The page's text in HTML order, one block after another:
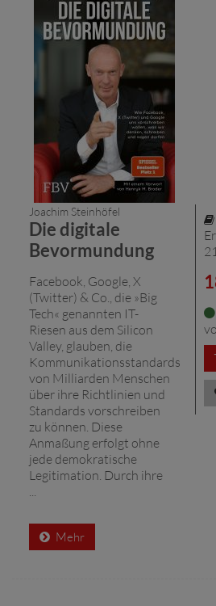
Joachim Steinhöfel
Die digitale
Bevormundung
Facebook, Google, X
(Twitter) & Co., die »Big
Tech« genannten IT-
Riesen aus dem Silicon
Valley, glauben, die
Kommunikationsstandards
von Milliarden Menschen
über ihre Richtlinien und
Standards vorschreiben
zu können. Diese
Anmaßung erfolgt ohne
jede demokratische
Legitimation. Durch ihre
Mehr